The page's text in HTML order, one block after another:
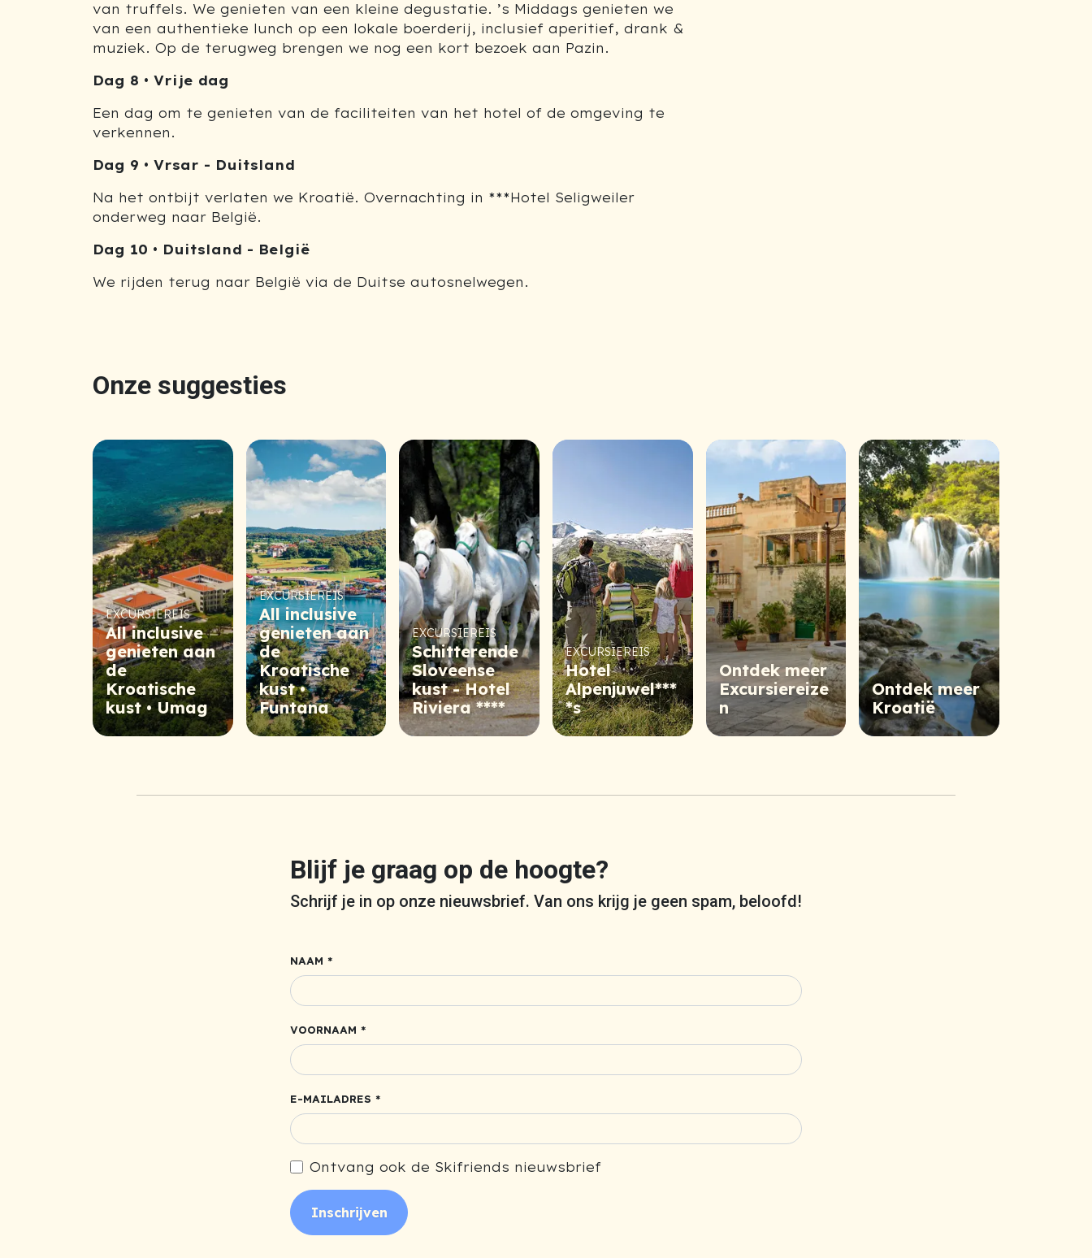
van truffels. We genieten van een kleine degustatie. ’s Middags genieten we
van een authentieke lunch op een lokale boerderij, inclusief aperitief, drank &
muziek. Op de terugweg brengen we nog een kort bezoek aan Pazin.
Dag 8 • Vrije dag
Een dag om te genieten van de faciliteiten van het hotel of de omgeving te
verkennen.
Dag 9 • Vrsar - Duitsland
Na het ontbijt verlaten we Kroatië. Overnachting in ***Hotel Seligweiler
onderweg naar België.
Dag 10 • Duitsland - België
We rijden terug naar België via de Duitse autosnelwegen.
Onze suggesties
EXCURSIEREIS
All inclusive
genieten aan
de
Kroatische
kust • Umag
EXCURSIEREIS
All inclusive
genieten aan
de
Kroatische
kust •
Funtana
EXCURSIEREIS
Schitterende
Sloveense
kust - Hotel
Riviera ****
EXCURSIEREIS
Hotel
Alpenjuwel***
*s
Ontdek meer
Excursiereize
n
Ontdek meer
Kroatië
Blijf je graag op de hoogte?
Schrijf je in op onze nieuwsbrief. Van ons krijg je geen spam, beloofd!
NAAM *
VOORNAAM *
E-MAILADRES *
Ontvang ook de Skifriends nieuwsbrief
Inschrijven